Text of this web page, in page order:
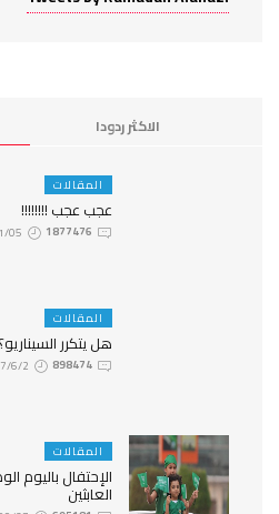
الاكثر ردودا
المقالات
عجب عجب !!!!!!!!
المقالات
هل يتكرر
المقالات
الإحتفال باليوم
العابثين